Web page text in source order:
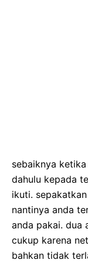
sebaiknya
dahulu kepada
ikuti.
nantinya anda
anda pakai. dua
cukup karena
bahkan tidak